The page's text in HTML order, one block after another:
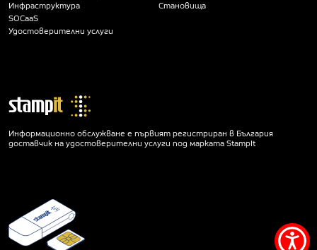
Инфраструктура
SOCaaS
Удостоверителни услуги
Становища
Информационно обслужване е първият регистриран в България
доставчик на удостоверителни услуги под марката StampIt